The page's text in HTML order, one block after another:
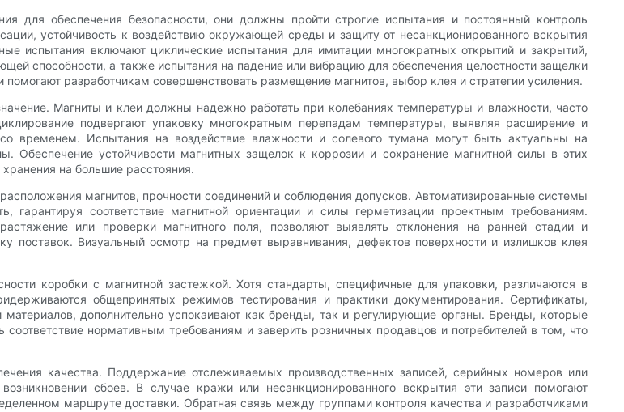
для обеспечения безопасности, они должны пройти строгие испытания и постоянный контроль
устойчивость к воздействию окружающей среды и защиту от несанкционированного вскрытия
испытания включают циклические испытания для имитации многократных открытий и закрытий,
способности, а также испытания на падение или вибрацию для обеспечения целостности защелки
разработчикам совершенствовать размещение магнитов, выбор клея и стратегии усиления.
Магниты и клеи должны надежно работать при колебаниях температуры и влажности, часто
подвергают упаковку многократным перепадам температуры, выявляя расширение и
временем. Испытания на воздействие влажности и солевого тумана могут быть актуальны на
устойчивости магнитных защелок к коррозии и сохранение магнитной силы в этих
на большие расстояния.
магнитов, прочности соединений и соблюдения допусков. Автоматизированные системы
гарантируя соответствие магнитной ориентации и силы герметизации проектным требованиям.
или проверки магнитного поля, позволяют выявлять отклонения на ранней стадии и
поставок. Визуальный осмотр на предмет выравнивания, дефектов поверхности и излишков клея
коробки с магнитной застежкой. Хотя стандарты, специфичные для упаковки, различаются в
общепринятых режимов тестирования и практики документирования. Сертификаты,
дополнительно успокаивают как бренды, так и регулирующие органы. Бренды, которые
нормативным требованиям и заверить розничных продавцов и потребителей в том, что
качества. Поддержание отслеживаемых производственных записей, серийных номеров или
сбоев. В случае кражи или несанкционированного вскрытия эти записи помогают
маршруте доставки. Обратная связь между группами контроля качества и разработчиками